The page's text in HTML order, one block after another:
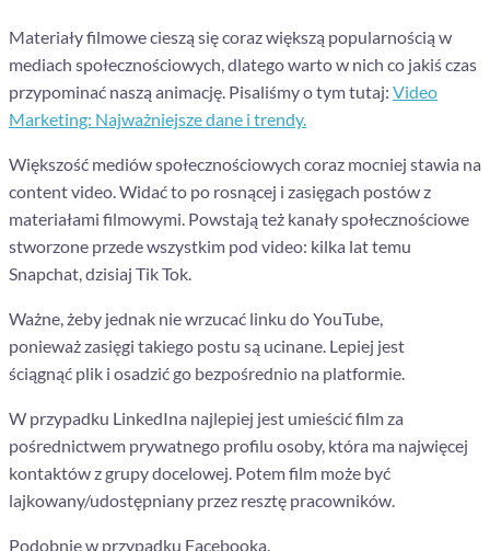
Materiały filmowe cieszą się coraz większą popularnością w
mediach społecznościowych, dlatego warto w nich co jakiś czas
przypominać naszą animację. Pisaliśmy o tym tutaj: Video
Marketing: Najważniejsze dane i trendy.
Większość mediów społecznościowych coraz mocniej stawia na
content video. Widać to po rosnącej i zasięgach postów z
materiałami filmowymi. Powstają też kanały społecznościowe
stworzone przede wszystkim pod video: kilka lat temu
Snapchat, dzisiaj Tik Tok.
Ważne, żeby jednak nie wrzucać linku do YouTube,
ponieważ zasięgi takiego postu są ucinane. Lepiej jest
ściągnąć plik i osadzić go bezpośrednio na platformie.
W przypadku LinkedIna najlepiej jest umieścić film za
pośrednictwem prywatnego profilu osoby, która ma najwięcej
kontaktów z grupy docelowej. Potem film może być
lajkowany/udostępniany przez resztę pracowników.
Podobnie w przypadku Facebooka.